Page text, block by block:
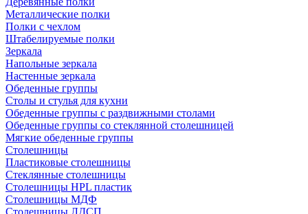
Металлические полки
Полки с чехлом
Штабелируемые полки
Зеркала
Напольные зеркала
Настенные зеркала
Обеденные группы
Столы и стулья для кухни
Обеденные группы с раздвижными столами
Обеденные группы со стеклянной столешницей
Мягкие обеденные группы
Столешницы
Пластиковые столешницы
Стеклянные столешницы
Столешницы HPL пластик
Столешницы МДФ
Столешницы ЛДСП